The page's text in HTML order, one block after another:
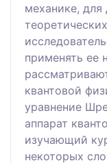
механике,
применять ее
квантовой
уравнение
аппарат
изучающий
некоторых